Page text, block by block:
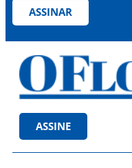
ASSINAR
ASSINE